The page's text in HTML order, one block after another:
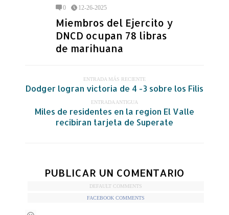
0 12-26-2025
Miembros del Ejercito y
DNCD ocupan 78 libras
de marihuana
ENTRADA MÁS RECIENTE
Dodger logran victoria de 4 -3 sobre los Filis
ENTRADA ANTIGUA
Miles de residentes en la region El Valle
recibiran tarjeta de Superate
PUBLICAR UN COMENTARIO
DEFAULT COMMENTS
FACEBOOK COMMENTS